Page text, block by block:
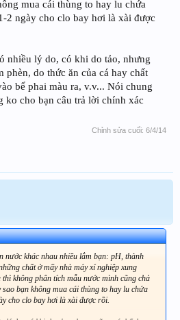
mua cái thùng to hay lu chứa
2 ngày cho clo bay hơi là xài được
nhiều lý do, có khi do tảo, nhưng
phèn, do thức ăn của cá hay chất
bể phai màu ra, v.v... Nói chung
ko cho bạn câu trả lời chính xác
Chỉnh sửa cuối: 6/4/14
nước khác nhau nhiều lắm bạn: pH, thành
chất ở mấy nhà máy xí nghiệp xung
không phân tích mẫu nước mình cũng chả
bạn không mua cái thùng to hay lu chứa
cho clo bay hơi là xài được rồi.